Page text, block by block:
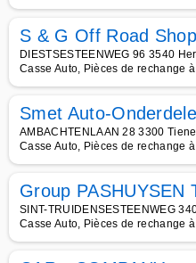
S & G Off Road Shop
DIESTSESTEENWEG 96 3540
Casse Auto, Pièces de rechange
Smet Auto-
AMBACHTENLAAN 28 3300
Casse Auto, Pièces de rechange
Group PASHUYSEN
SINT-TRUIDENSESTEENWEG
Casse Auto, Pièces de rechange